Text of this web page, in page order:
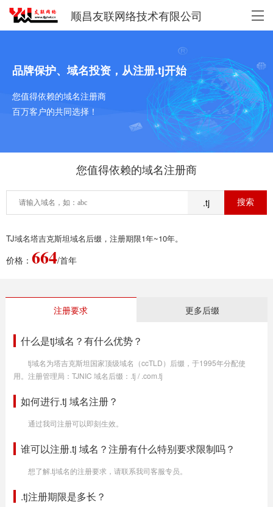
顺昌友联网络技术有限公司
品牌保护、域名投资，从注册.tj开始
您值得依赖的域名注册商
百万客户的共同选择！
您值得依赖的域名注册商
.tj
TJ域名塔吉克斯坦域名后缀，注册期限1年~10年。
价格： 664/首年
注册要求 更多后缀
什么是tj域名？有什么优势？
tj域名为塔吉克斯坦国家顶级域名（ccTLD）后缀，于1995年分配使
用。注册管理局：TJNIC 域名后缀：.tj / .com.tj
如何进行.tj 域名注册？
通过我司注册可以即刻生效。
谁可以注册.tj 域名？注册有什么特别要求限制吗？
想了解.tj域名的注册要求，请联系我司客服专员。
.tj注册期限是多长？